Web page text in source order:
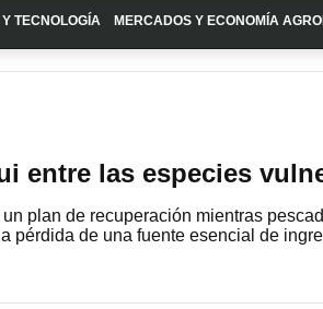
TECNOLOGÍA MERCADOS Y ECONOMÍA
entre las especies
plan de recuperación mientras
pérdida de una fuente esencial de